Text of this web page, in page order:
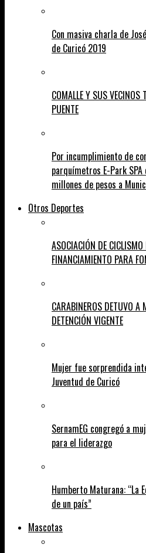
Con masiva charla de
de Curicó 2019
COMALLE Y SUS VECINOS
PUENTE
Por incumplimiento de
parquímetros E-Park
millones de pesos a
Otros Deportes
ASOCIACIÓN DE
FINANCIAMIENTO PARA
CARABINEROS DETUVO A
DETENCIÓN VIGENTE
Mujer fue sorprendida
Juventud de Curicó
SernamEG congregó a
para el liderazgo
Humberto Maturana: “La
de un país”
Mascotas